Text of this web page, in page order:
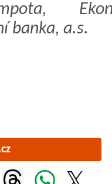
banka, a.s.